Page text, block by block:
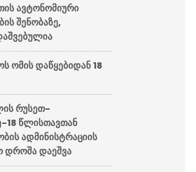
ავტონომიური
შენობაზე,
ომის დაწყებიდან 18
რუსეთ-
18 წლისთავთან
ადმინისტრაციის
დროშა დაეშვა